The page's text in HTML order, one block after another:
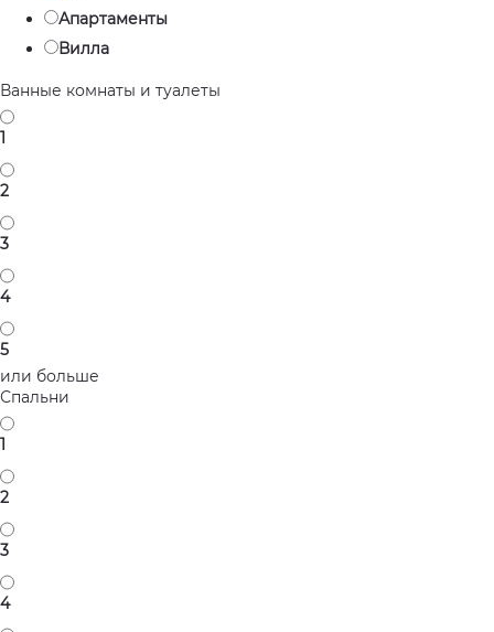
Апартаменты
Вилла
Ванные комнаты и туалеты
1
2
3
4
5
или больше
Спальни
1
2
3
4